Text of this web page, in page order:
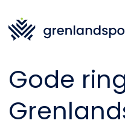
Gode